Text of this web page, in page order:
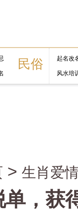
民俗 起名改
风水培
> 生肖爱
，获